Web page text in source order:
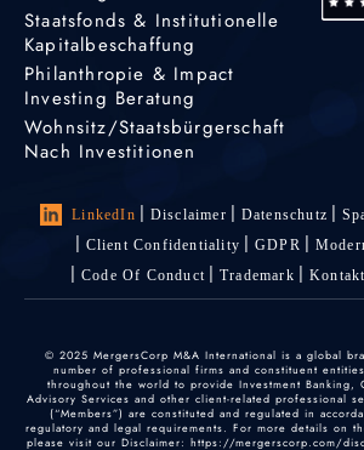
Staatsfonds & Institutionelle
Kapitalbeschaffung
Philanthropie & Impact
Investing Beratung
Wohnsitz/Staatsbürgerschaft
Nach Investitionen
LinkedIn Disclaimer Datenschutz
Client Confidentiality
GDPR
Code Of Conduct
Trademark
© 2025 MergersCorp M&A International is a global
number of professional firms and constituent
throughout the world to provide Investment Banking,
Advisory Services and other client-related professional
(“Members”) are constituted and regulated in
regulatory and legal requirements. For more details on
please visit our Disclaimer: https://mergerscorp.com/